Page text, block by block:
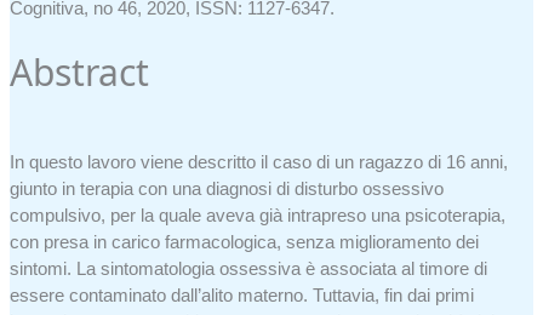
Cognitiva, no 46, 2020, ISSN: 1127-6347.
Abstract
In questo lavoro viene descritto il caso di un ragazzo di 16 anni,
giunto in terapia con una diagnosi di disturbo ossessivo
compulsivo, per la quale aveva già intrapreso una psicoterapia,
con presa in carico farmacologica, senza miglioramento dei
sintomi. La sintomatologia ossessiva è associata al timore di
essere contaminato dall’alito materno. Tuttavia, fin dai primi